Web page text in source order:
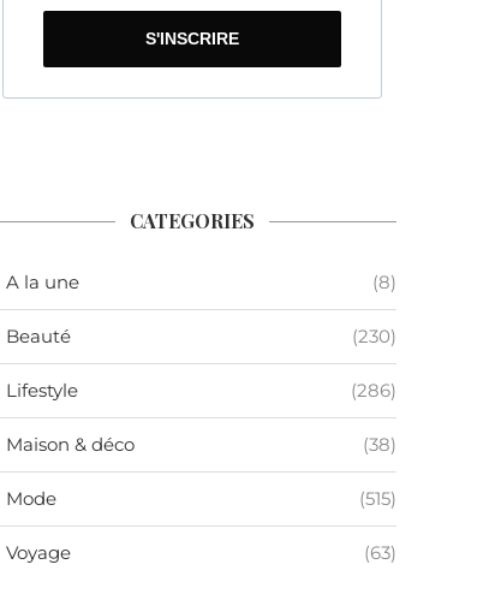
S'INSCRIRE
CATEGORIES
A la une (8)
Beauté (230)
Lifestyle (286)
Maison & déco (38)
Mode (515)
Voyage (63)